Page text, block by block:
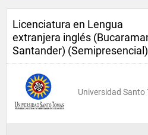
Licenciatura en Lengua
extranjera inglés
Santander) (Semipresencial)
Universidad Santo